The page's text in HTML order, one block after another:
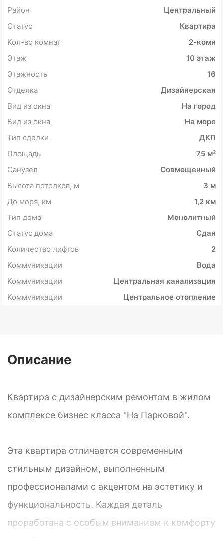
Район
Центральный
Статус
Квартира
Кол-во комнат
2-комн
Этаж
10 этаж
Этажность
16
Отделка
Дизайнерская
Вид из окна
На город
Вид из окна
На море
Тип сделки
ДКП
Площадь
75 м²
Санузел
Совмещенный
Высота потолков, м
3 м
До моря, км
1,2 км
Тип дома
Монолитный
Статус дома
Сдан
Количество лифтов
2
Коммуникации
Вода
Коммуникации
Центральная канализация
Коммуникации
Центральное отопление
Описание
Квартира с дизайнерским ремонтом в жилом
комплексе бизнес класса "На Парковой".
Эта квартира отличается современным
стильным дизайном, выполненным
профессионалами с акцентом на эстетику и
функциональность. Каждая деталь
проработана с особым вниманием к комфорту